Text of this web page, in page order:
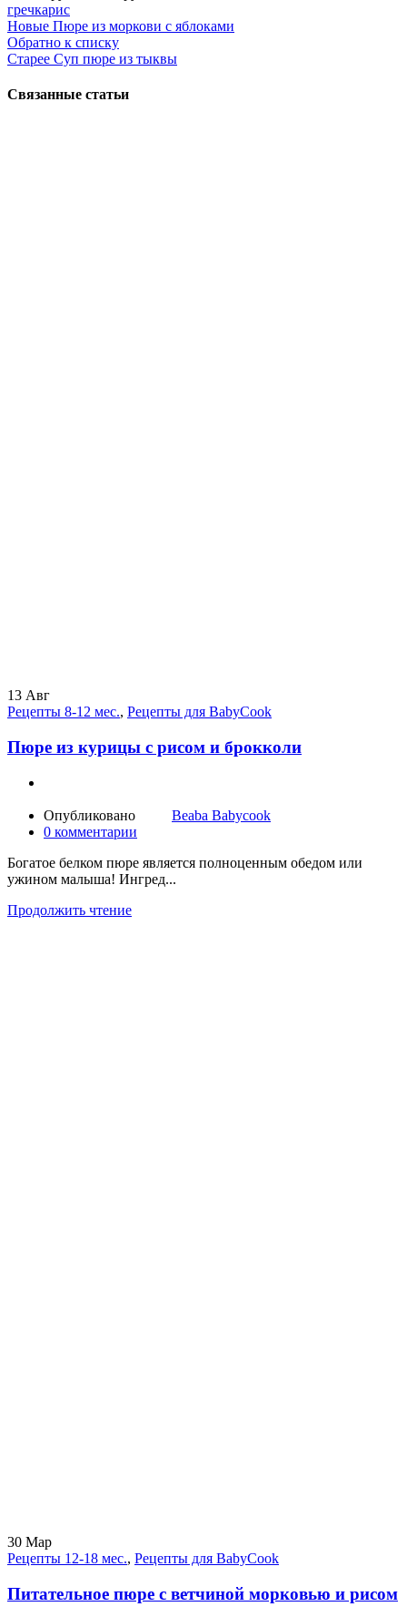
составляла
21,990 руб..
12,790 руб..
гречкарис
Новые Пюре из моркови с яблоками
Обратно к списку
Старее Суп пюре из тыквы
Связанные статьи
13 Авг
Рецепты 8-12 мес., Рецепты для BabyCook
Пюре из курицы с рисом и брокколи
Опубликовано
Beaba Babycook
0 комментарии
Богатое белком пюре является полноценным обедом или
ужином малыша! Ингред...
Продолжить чтение
30 Мар
Рецепты 12-18 мес., Рецепты для BabyCook
Питательное пюре с ветчиной морковью и рисом